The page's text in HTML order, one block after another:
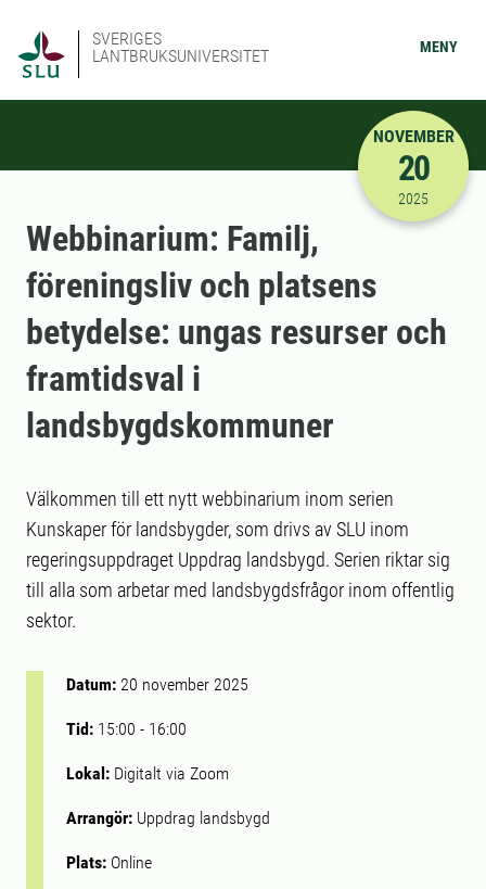
SVERIGES
LANTBRUKSUNIVERSITET
MENY
2025-11-
NOVEMBER
20
2025
Webbinarium: Familj,
föreningsliv och platsens
betydelse: ungas resurser och
framtidsval i
landsbygdskommuner
Välkommen till ett nytt webbinarium inom serien
Kunskaper för landsbygder, som drivs av SLU inom
regeringsuppdraget Uppdrag landsbygd. Serien riktar sig
till alla som arbetar med landsbygdsfrågor inom offentlig
sektor.
Datum: 20 november 2025
Tid: 15:00 - 16:00
Lokal: Digitalt via Zoom
Arrangör: Uppdrag landsbygd
Plats: Online